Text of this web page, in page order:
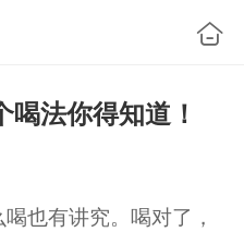
法你得知道！
也有讲究。喝对了，